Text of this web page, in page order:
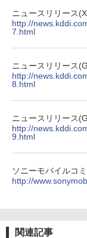
ニュースリリース
http://
7.html
ニュースリリース
http://
8.html
ニュースリリース
http://
9.html
ソニーモバイルコ
http://
関連記事